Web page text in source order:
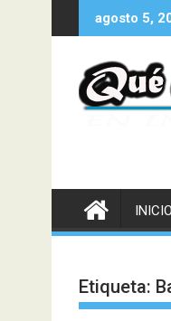
al
agosto 5,
INICIO
Etiqueta: